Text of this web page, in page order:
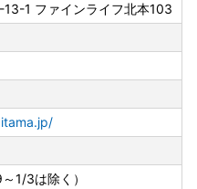
1 ファインライフ北本103
1/3は除く）